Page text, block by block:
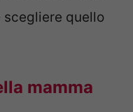
scegliere quello
mamma